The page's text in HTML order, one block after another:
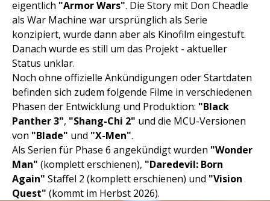
eigentlich "Armor Wars". Die Story mit Don Cheadle
als War Machine war ursprünglich als Serie
konzipiert, wurde dann aber als Kinofilm eingestuft.
Danach wurde es still um das Projekt - aktueller
Status unklar.
Noch ohne offizielle Ankündigungen oder Startdaten
befinden sich zudem folgende Filme in verschiedenen
Phasen der Entwicklung und Produktion: "Black
Panther 3", "Shang-Chi 2" und die MCU-Versionen
von "Blade" und "X-Men".
Als Serien für Phase 6 angekündigt wurden "Wonder
Man" (komplett erschienen), "Daredevil: Born
Again" Staffel 2 (komplett erschienen) und "Vision
Quest" (kommt im Herbst 2026).